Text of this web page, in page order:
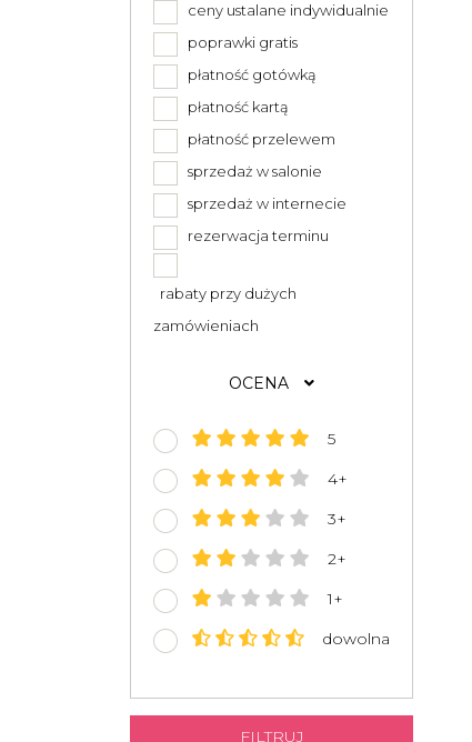
ceny ustalane indywidualnie
poprawki gratis
płatność gotówką
płatność kartą
płatność przelewem
sprzedaż w salonie
sprzedaż w internecie
rezerwacja terminu
rabaty przy dużych
zamówieniach
OCENA
5
4+
3+
2+
1+
dowolna
FILTRUJ